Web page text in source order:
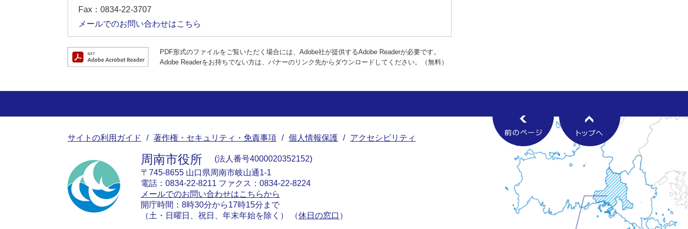
Fax：0834-22-3707
メールでのお問い合わせはこちら
PDF形式のファイルをご覧いただく場合には、Adobe社が提供するAdobe Readerが必要です。
Adobe Readerをお持ちでない方は、バナーのリンク先からダウンロードしてください。（無料）
サイトの利用ガイド 著作権・セキュリティ・免責事項 個人情報保護 アクセシビリティ
周南市役所
法人番号4000020352152
〒745-8655 山口県周南市岐山通1-1
電話：0834-22-8211 ファクス：0834-22-8224
メールでのお問い合わせはこちらから
開庁時間：8時30分から17時15分まで
（土・日曜日、祝日、年末年始を除く） （休日の窓口 ）